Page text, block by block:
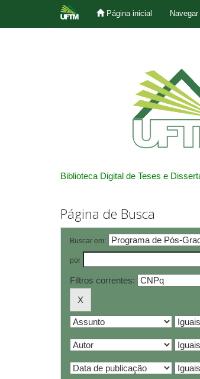
Página inicial Navegar
Biblioteca Digital de Teses e
Página de Busca
Buscar em:
por
Filtros correntes: